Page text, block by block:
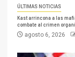
ÚLTIMAS NOTICIAS
Kast arrincona a las
combate al crimen
agosto 6, 2026